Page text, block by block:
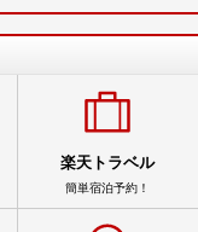
楽天トラベル
簡単宿泊予約！